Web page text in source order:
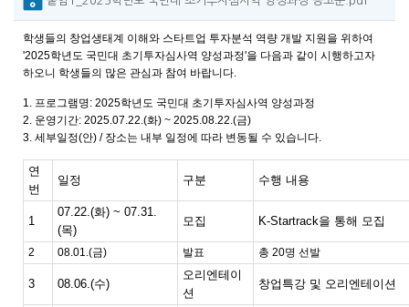
학생들의 창업생태계 이해와 스타트업 투자분석 역량 개발 지원을 위하여
'2025학년도 국민대 초기투자심사역 양성과정'을 다음과 같이 시행하고자
하오니 학생들의 많은 관심과 참여 바랍니다.
1. 프로그램명: 2025학년도 국민대 초기투자심사역 양성과정
2. 운영기간: 2025.07.22.(화) ~ 2025.08.22.(금)
3. 세부일정(안) / 장소는 내부 일정에 따라 변동될 수 있습니다.
연
번
일정 구분 수행 내용
1
07.22.(화) ~ 07.31.
(목)
모집 K-Startrack을 통해 모집
2 08.01.(금) 발표 총 20명 선발
3 08.06.(수)
오리엔테이
션
창업특강 및 오리엔테이션